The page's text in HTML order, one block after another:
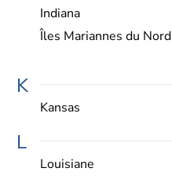
Indiana
Îles Mariannes du Nord
K
Kansas
L
Louisiane